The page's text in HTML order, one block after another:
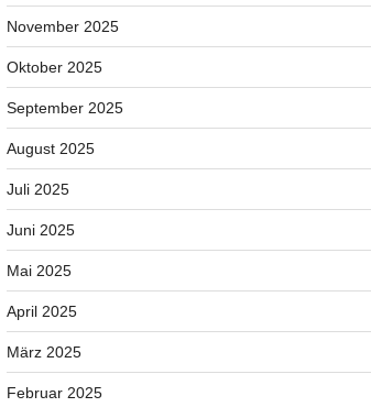
November 2025
Oktober 2025
September 2025
August 2025
Juli 2025
Juni 2025
Mai 2025
April 2025
März 2025
Februar 2025